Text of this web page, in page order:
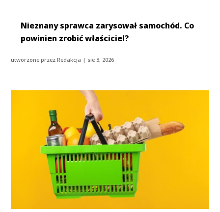
Nieznany sprawca zarysował samochód. Co
powinien zrobić właściciel?
utworzone przezRedakcja | sie 3, 2026